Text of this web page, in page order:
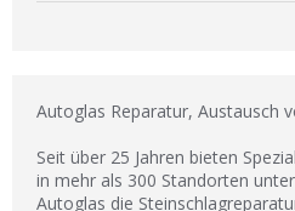
Autoglas Reparatur, Austausch
Seit über 25 Jahren bieten
in mehr als 300 Standorten
Autoglas die